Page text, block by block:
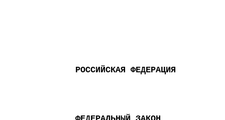
РОССИЙСКАЯ ФЕДЕРАЦИЯ